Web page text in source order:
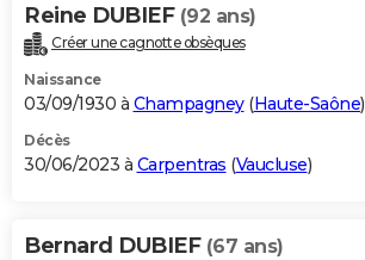
Reine DUBIEF (92 ans)
Créer une cagnotte obsèques
Naissance
03/09/1930 à Champagney(Haute-Saône)
Décès
30/06/2023 à Carpentras (Vaucluse)
Bernard DUBIEF (67 ans)